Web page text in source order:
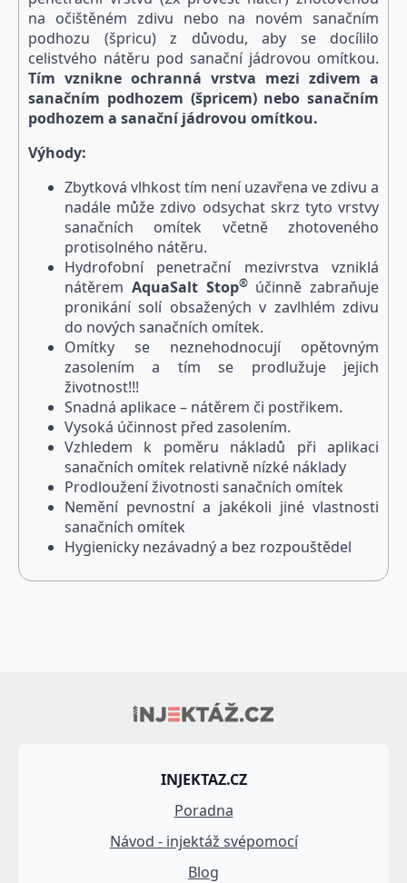
na očištěném zdivu nebo na novém sanačním
podhozu (špricu) z důvodu, aby se docílilo
celistvého nátěru pod sanační jádrovou omítkou.
Tím vznikne ochranná vrstva mezi zdivem a
sanačním podhozem (špricem) nebo sanačním
podhozem a sanační jádrovou omítkou.
Výhody:
Zbytková vlhkost tím není uzavřena ve zdivu a
nadále může zdivo odsychat skrz tyto vrstvy
sanačních omítek včetně zhotoveného
protisolného nátěru.
Hydrofobní penetrační mezivrstva vzniklá
nátěrem AquaSaltStop®účinně zabraňuje
pronikání solí obsažených v zavlhlém zdivu
do nových sanačních omítek.
Omítky se neznehodnocují opětovným
zasolením a tím se prodlužuje jejich
životnost!!!
Snadná aplikace – nátěrem či postřikem.
Vysoká účinnost před zasolením.
Vzhledem k poměru nákladů při aplikaci
sanačních omítek relativně nízké náklady
Prodloužení životnosti sanačních omítek
Nemění pevnostní a jakékoli jiné vlastnosti
sanačních omítek
Hygienicky nezávadný a bez rozpouštědel
INJEKTAZ.CZ
Poradna
Návod - injektáž svépomocí
Blog